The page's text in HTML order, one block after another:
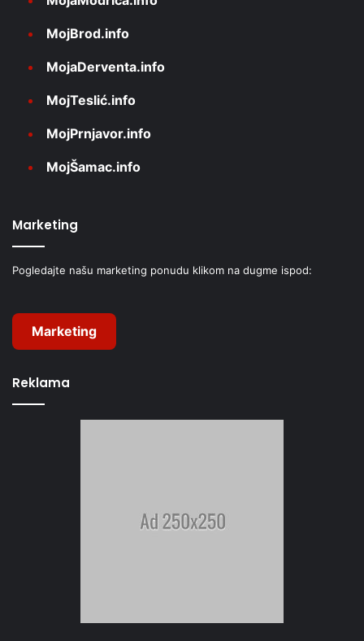
MojBrod.info
MojaDerventa.info
MojTeslić.info
MojPrnjavor.info
MojŠamac.info
Marketing
Pogledajte našu marketing ponudu klikom na dugme ispod:
Marketing
Reklama